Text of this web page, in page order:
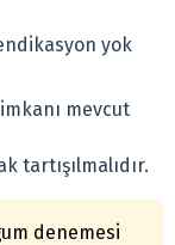
yok
mevcut
tartışılmalıdır.
denemesi